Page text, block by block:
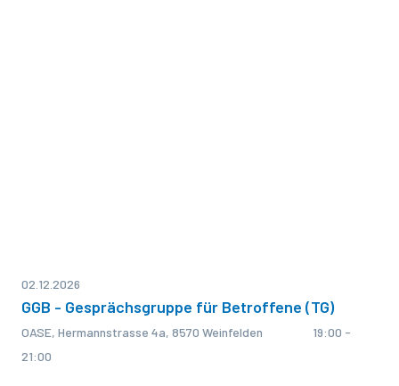
02.12.2026
GGB - Gesprächsgruppe für Betroffene (TG)
OASE, Hermannstrasse 4a, 8570 Weinfelden
19:00 -
21:00